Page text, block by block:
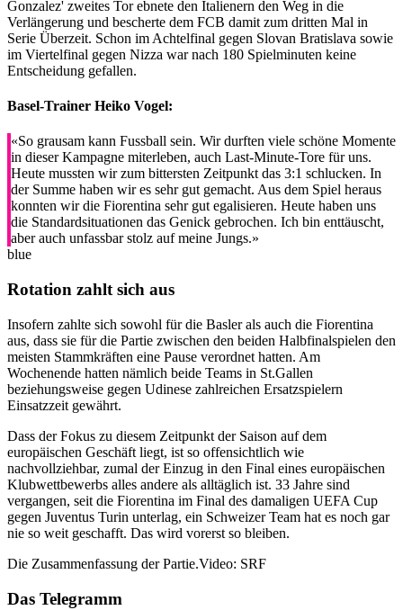
Gonzalez' zweites Tor ebnete den Italienern den Weg in die
Verlängerung und bescherte dem FCB damit zum dritten Mal in
Serie Überzeit. Schon im Achtelfinal gegen Slovan Bratislava sowie
im Viertelfinal gegen Nizza war nach 180 Spielminuten keine
Entscheidung gefallen.
Basel-Trainer Heiko Vogel:
«So grausam kann Fussball sein. Wir durften viele schöne Momente
in dieser Kampagne miterleben, auch Last-Minute-Tore für uns.
Heute mussten wir zum bittersten Zeitpunkt das 3:1 schlucken. In
der Summe haben wir es sehr gut gemacht. Aus dem Spiel heraus
konnten wir die Fiorentina sehr gut egalisieren. Heute haben uns
die Standardsituationen das Genick gebrochen. Ich bin enttäuscht,
aber auch unfassbar stolz auf meine Jungs.»
blue
Rotation zahlt sich aus
Insofern zahlte sich sowohl für die Basler als auch die Fiorentina
aus, dass sie für die Partie zwischen den beiden Halbfinalspielen den
meisten Stammkräften eine Pause verordnet hatten. Am
Wochenende hatten nämlich beide Teams in St.Gallen
beziehungsweise gegen Udinese zahlreichen Ersatzspielern
Einsatzzeit gewährt.
Dass der Fokus zu diesem Zeitpunkt der Saison auf dem
europäischen Geschäft liegt, ist so offensichtlich wie
nachvollziehbar, zumal der Einzug in den Final eines europäischen
Klubwettbewerbs alles andere als alltäglich ist. 33 Jahre sind
vergangen, seit die Fiorentina im Final des damaligen UEFA Cup
gegen Juventus Turin unterlag, ein Schweizer Team hat es noch gar
nie so weit geschafft. Das wird vorerst so bleiben.
Die Zusammenfassung der Partie.Video: SRF
Das Telegramm